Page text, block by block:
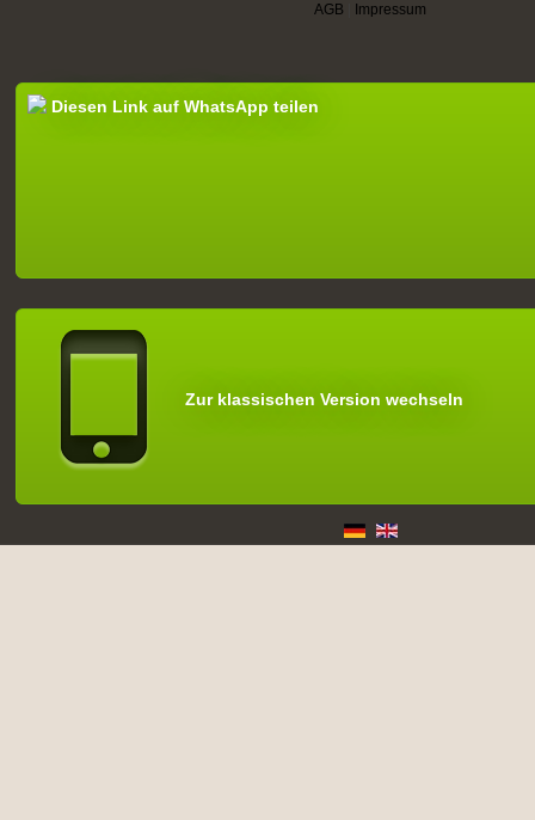
AGB Impressum
Diesen Link auf WhatsApp teilen
Zur klassischen Version wechseln